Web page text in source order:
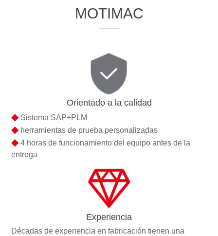
MOTIMAC
Orientado a la calidad
◆Sistema SAP+PLM
◆herramientas de prueba personalizadas
◆4 horas de funcionamiento del equipo antes de la
entrega
Experiencia
Décadas de experiencia en fabricación tienen una